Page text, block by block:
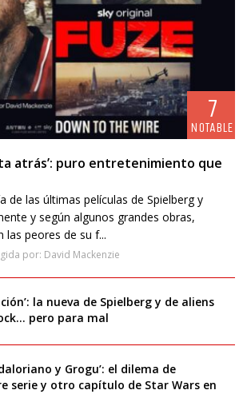
7
NOTABLE
atrás’: puro entretenimiento que
de las últimas películas de Spielberg y
y según algunos grandes obras,
las peores de su f...
por: David Mackenzie
la nueva de Spielberg y de aliens
pero para mal
y Grogu’: el dilema de
serie y otro capítulo de Star Wars en